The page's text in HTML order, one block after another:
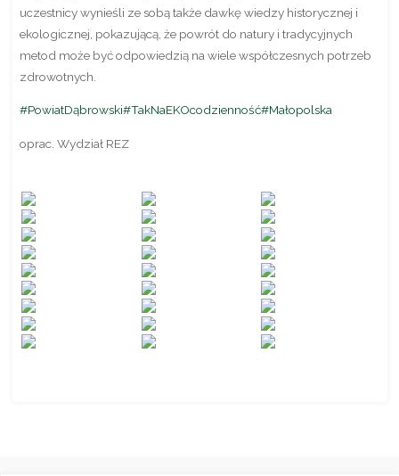
uczestnicy wynieśli ze sobą także dawkę wiedzy historycznej i
ekologicznej, pokazującą, że powrót do natury i tradycyjnych
metod może być odpowiedzią na wiele współczesnych potrzeb
zdrowotnych.
#PowiatDąbrowski#TakNaEKOcodzienność#Małopolska
oprac. Wydział REZ